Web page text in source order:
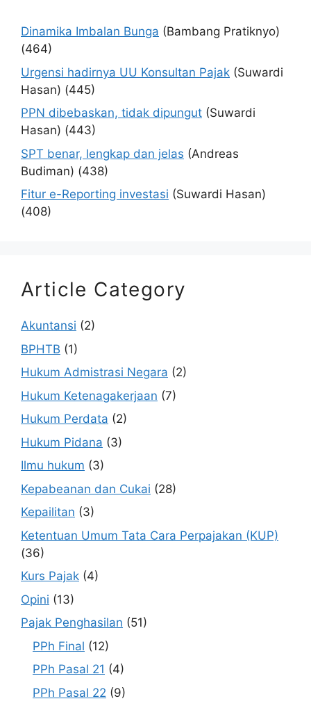
Dinamika Imbalan Bunga (Bambang Pratiknyo)
(464)
Urgensi hadirnya UU Konsultan Pajak (Suwardi
Hasan) (445)
PPN dibebaskan, tidak dipungut (Suwardi
Hasan) (443)
SPT benar, lengkap dan jelas (Andreas
Budiman) (438)
Fitur e-Reporting investasi (Suwardi Hasan)
(408)
Article Category
Akuntansi (2)
BPHTB (1)
Hukum Admistrasi Negara (2)
Hukum Ketenagakerjaan (7)
Hukum Perdata (2)
Hukum Pidana (3)
Ilmu hukum (3)
Kepabeanan dan Cukai (28)
Kepailitan (3)
Ketentuan Umum Tata Cara Perpajakan (KUP)
(36)
Kurs Pajak (4)
Opini (13)
Pajak Penghasilan (51)
PPh Final (12)
PPh Pasal 21 (4)
PPh Pasal 22 (9)